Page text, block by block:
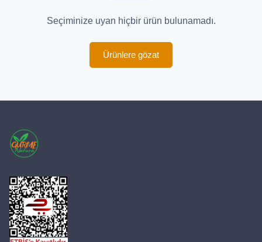
Seçiminize uyan hiçbir ürün bulunamadı.
Ürünlere gözat